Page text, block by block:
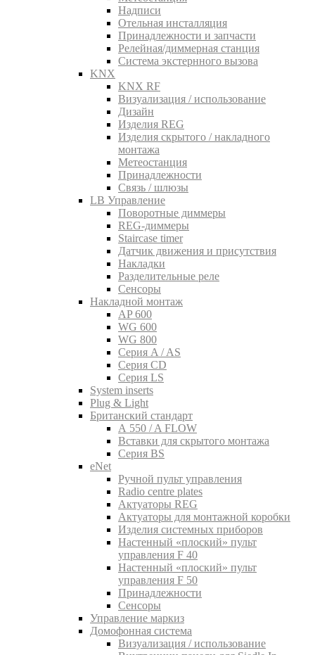
Надписи
Отельная инсталляция
Принадлежности и запчасти
Релейная/диммерная станция
Система экстернного вызова
KNX
KNX RF
Визуализация / использование
Дизайн
Изделия REG
Изделия скрытого / накладного
монтажа
Метеостанция
Принадлежности
Связь / шлюзы
LB Управление
Поворотные диммеры
REG-диммеры
Staircase timer
Датчик движения и присутствия
Накладки
Разделительные реле
Сенсоры
Накладной монтаж
AP 600
WG 600
WG 800
Серия A / AS
Серия CD
Серия LS
System inserts
Plug & Light
Британский стандарт
A 550 / A FLOW
Вставки для скрытого монтажа
Серия BS
eNet
Pучной пульт управления
Radio centre plates
Актуаторы REG
Актуаторы для монтажной коробки
Изделия системных приборов
Настенный «плоский» пульт
управления F 40
Настенный «плоский» пульт
управления F 50
Принадлежности
Сенсоры
Управление маркиз
Домофонная система
Визуализация / использование